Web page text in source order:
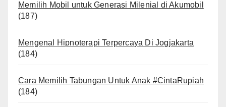
Memilih Mobil untuk Generasi Milenial di Akumobil
(187)
Mengenal Hipnoterapi Terpercaya Di Jogjakarta
(184)
Cara Memilih Tabungan Untuk Anak #CintaRupiah
(184)